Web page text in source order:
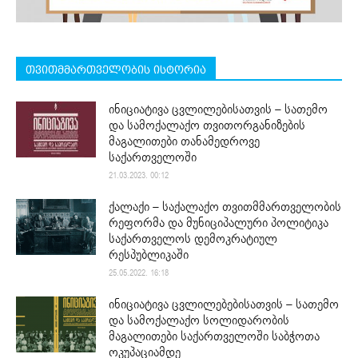
თვითმმართველობის ისტორია
ინიციატივა ცვლილებისათვის – სათემო
და სამოქალაქო თვითორგანიზების
მაგალითები თანამედროვე
საქართველოში
21.03.2023. 00:12
ქალაქი – საქალაქო თვითმმართველობის
რეფორმა და მუნიციპალური პოლიტიკა
საქართველოს დემოკრატიულ
რესპუბლიკაში
25.05.2022. 16:18
ინიციატივა ცვლილებებისათვის – სათემო
და სამოქალაქო სოლიდარობის
მაგალითები საქართველოში საბჭოთა
ოკუპაციამდე